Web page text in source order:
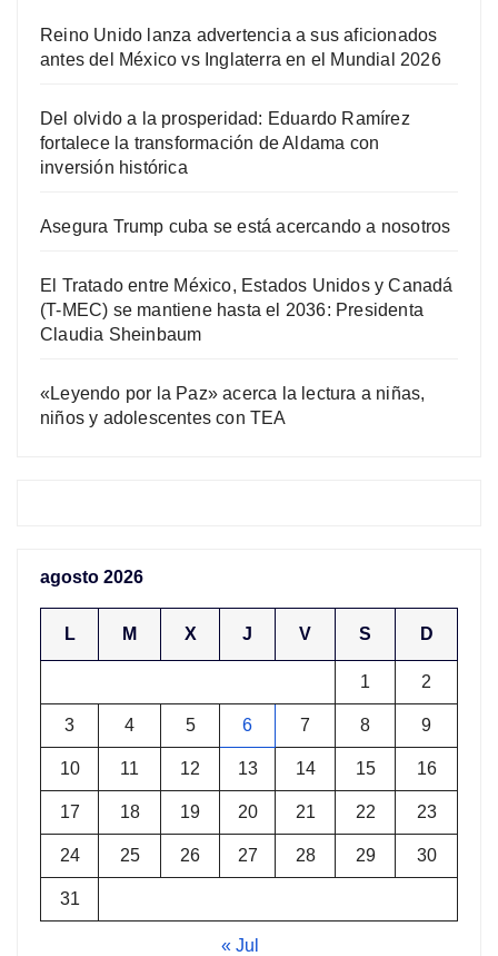
Reino Unido lanza advertencia a sus aficionados
antes del México vs Inglaterra en el Mundial 2026
Del olvido a la prosperidad: Eduardo Ramírez
fortalece la transformación de Aldama con
inversión histórica
Asegura Trump cuba se está acercando a nosotros
El Tratado entre México, Estados Unidos y Canadá
(T-MEC) se mantiene hasta el 2036: Presidenta
Claudia Sheinbaum
«Leyendo por la Paz» acerca la lectura a niñas,
niños y adolescentes con TEA
agosto 2026
L M X J V S D
1 2
3 4 5 6 7 8 9
10 11 12 13 14 15 16
17 18 19 20 21 22 23
24 25 26 27 28 29 30
31
« Jul